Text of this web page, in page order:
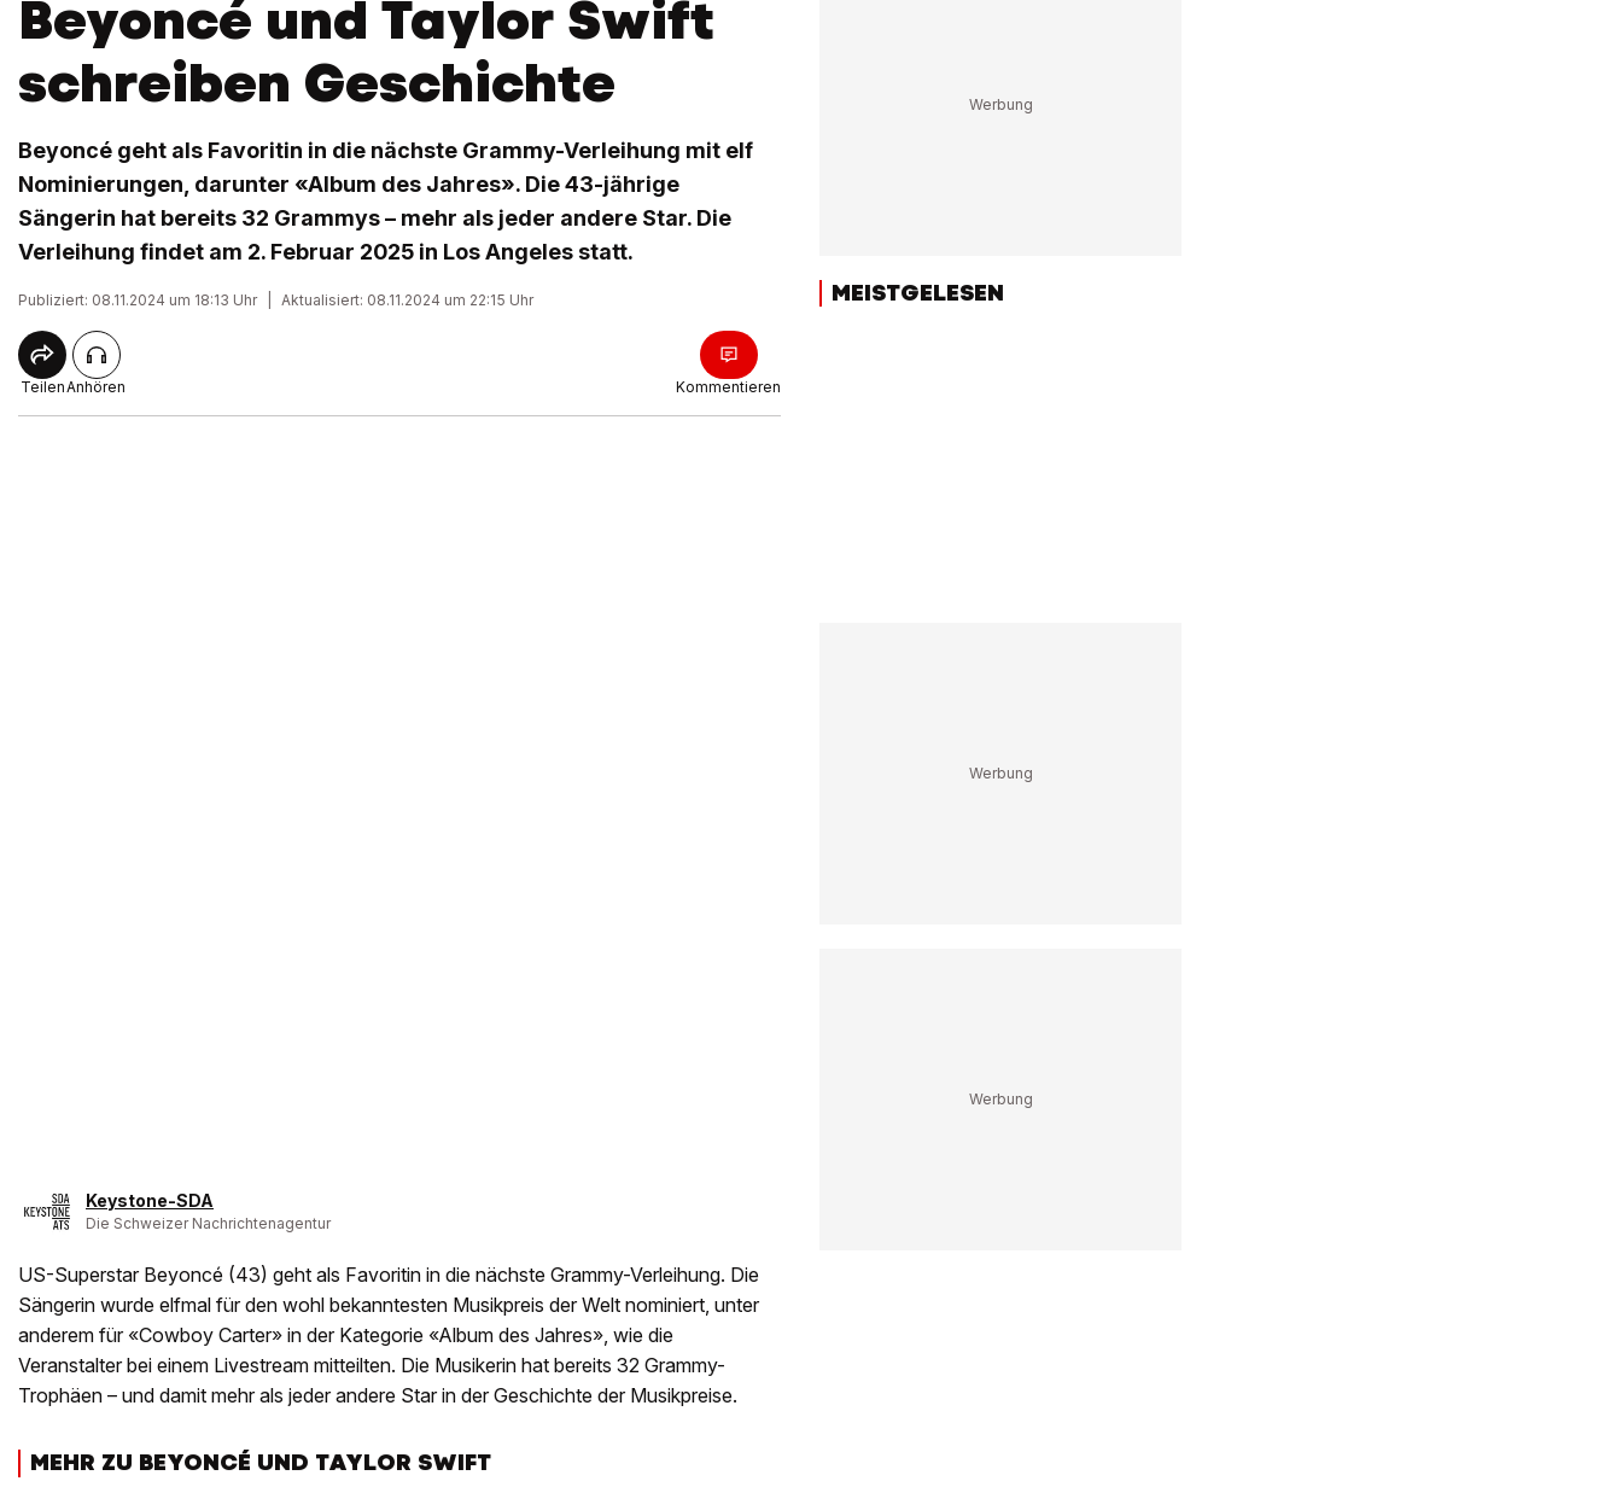
Beyoncé und Taylor Swift
schreiben Geschichte
Beyoncé geht als Favoritin in die nächste Grammy-Verleihung mit elf
Nominierungen, darunter «Album des Jahres». Die 43-jährige
Sängerin hat bereits 32 Grammys – mehr als jeder andere Star. Die
Verleihung findet am 2. Februar 2025 in Los Angeles statt.
Publiziert: 08.11.2024 um 18:13 Uhr Aktualisiert: 08.11.2024 um 22:15 Uhr
TeilenAnhören Kommentieren
Keystone-SDA
Die Schweizer Nachrichtenagentur
US-Superstar Beyoncé (43) geht als Favoritin in die nächste Grammy-Verleihung. Die
Sängerin wurde elfmal für den wohl bekanntesten Musikpreis der Welt nominiert, unter
anderem für «Cowboy Carter» in der Kategorie «Album des Jahres», wie die
Veranstalter bei einem Livestream mitteilten. Die Musikerin hat bereits 32 Grammy-
Trophäen – und damit mehr als jeder andere Star in der Geschichte der Musikpreise.
MEHR ZU BEYONCÉ UND TAYLOR SWIFT
MEISTGELESEN